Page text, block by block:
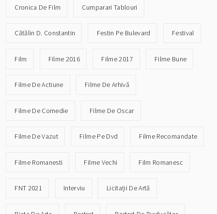
Cronica De Film Cumparari Tablouri
Cătălin D. Constantin Festin Pe Bulevard Festival
Film Filme 2016 Filme 2017 Filme Bune
Filme De Actiune Filme De Arhivă
Filme De Comedie Filme De Oscar
Filme De Vazut Filme Pe Dvd Filme Recomandate
Filme Romanesti Filme Vechi Film Romanesc
FNT 2021 Interviu Licitații De Artă